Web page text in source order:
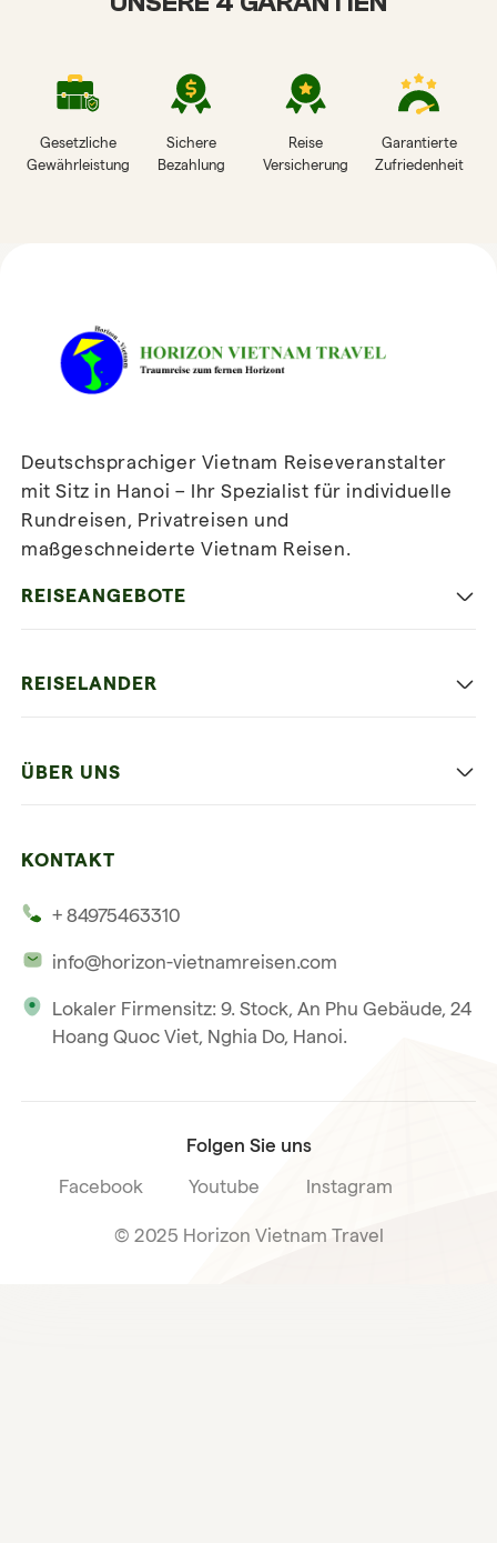
Gesetzliche
Gewährleistung
Sichere
Bezahlung
Reise
Versicherung
Garantierte
Zufriedenheit
Newsletterabonnieren
Deutschsprachiger Vietnam Reiseveranstalter
mit Sitz in Hanoi – Ihr Spezialist für individuelle
Rundreisen, Privatreisen und
maßgeschneiderte Vietnam Reisen.
REISEANGEBOTE
Die Beste Reise
Mehrere Länder
REISELANDER
ÜBER UNS
Unsere internationale Tourismuslizenz
KONTAKT
+ 84975463310
info@horizon-vietnamreisen.com
Lokaler Firmensitz: 9. Stock, An Phu Gebäude, 24
Hoang Quoc Viet, Nghia Do, Hanoi.
Folgen Sie uns
Facebook Youtube Instagram
© 2025 Horizon Vietnam Travel